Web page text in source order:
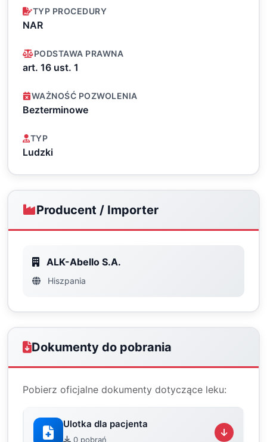
TYP PROCEDURY
NAR
PODSTAWA PRAWNA
art. 16 ust. 1
WAŻNOŚĆ POZWOLENIA
Bezterminowe
TYP
Ludzki
Producent / Importer
ALK-Abello S.A.
Hiszpania
Dokumenty do pobrania
Pobierz oficjalne dokumenty dotyczące leku:
Ulotka dla pacjenta
0 pobrań